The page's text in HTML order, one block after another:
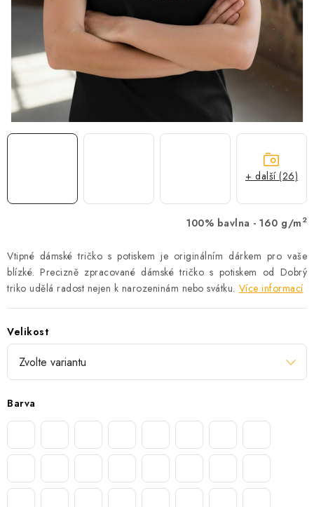
PROVIZNÍ SYSTÉM
O nás Časté otázky
Doprava a platba
Obchodní podmínky
Zásady zpracování ochrany osobních údajů
Napište nám
100% bavlna - 160 g/m 2
Vtipné dámské tričko s potiskem je originálním dárkem pro vaše
blízké. Precizně zpracované dámské tričko s potiskem od Dobrý
triko udělá radost nejen k narozeninám nebo svátku. Více informací
Velikost
Barva
+ další (26)